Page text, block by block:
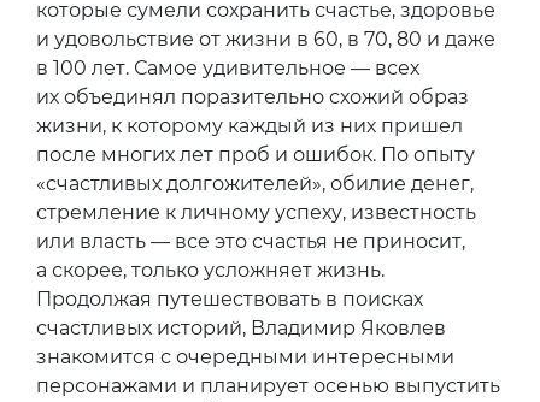
которые сумели сохранить счастье, здоровье
и удовольствие от жизни в 60, в 70, 80 и даже
в 100 лет. Самое удивительное — всех
их объединял поразительно схожий образ
жизни, к которому каждый из них пришел
после многих лет проб и ошибок. По опыту
«счастливых долгожителей», обилие денег,
стремление к личному успеху, известность
или власть — все это счастья не приносит,
а скорее, только усложняет жизнь.
Продолжая путешествовать в поисках
счастливых историй, Владимир Яковлев
знакомится с очередными интересными
персонажами и планирует осенью выпустить